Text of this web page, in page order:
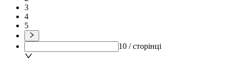
3
4
5
10 / сторінці